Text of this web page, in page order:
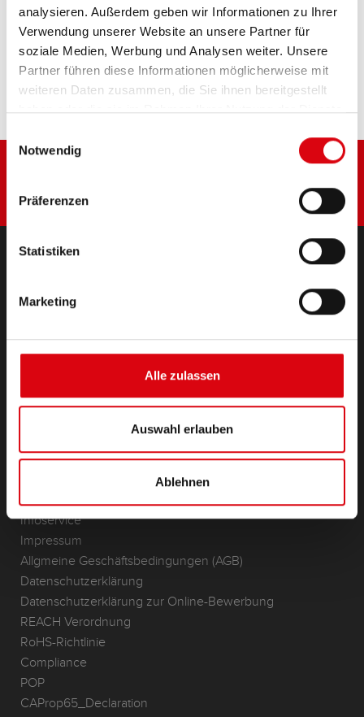
analysieren. Außerdem geben wir Informationen zu Ihrer
Verwendung unserer Website an unsere Partner für
soziale Medien, Werbung und Analysen weiter. Unsere
Partner führen diese Informationen möglicherweise mit
weiteren Daten zusammen, die Sie ihnen bereitgestellt
haben oder die sie im Rahmen Ihrer Nutzung der Dienste
Notwendig
Präferenzen
Statistiken
Marketing
Alle zulassen
Auswahl erlauben
Ablehnen
Diese Batterie kaufen:
HÄNDLER & EINBAUSERVICE >
Starter- & Bordnetzbatterien
Anwendungsbereiche
Standorte & Kontakt
ANFRAGE
Infoservice
Impressum
Allgmeine Geschäftsbedingungen (AGB)
Datenschutzerklärung
Datenschutzerklärung zur Online-Bewerbung
REACH Verordnung
RoHS-Richtlinie
Compliance
POP
CAProp65_Declaration